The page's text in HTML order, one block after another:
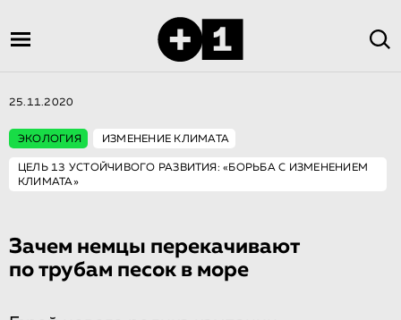
25.11.2020
ЭКОЛОГИЯ ИЗМЕНЕНИЕ КЛИМАТА
ЦЕЛЬ 13 УСТОЙЧИВОГО РАЗВИТИЯ: «БОРЬБА С ИЗМЕНЕНИЕМ
КЛИМАТА»
Зачем немцы перекачивают
по трубам песок в море